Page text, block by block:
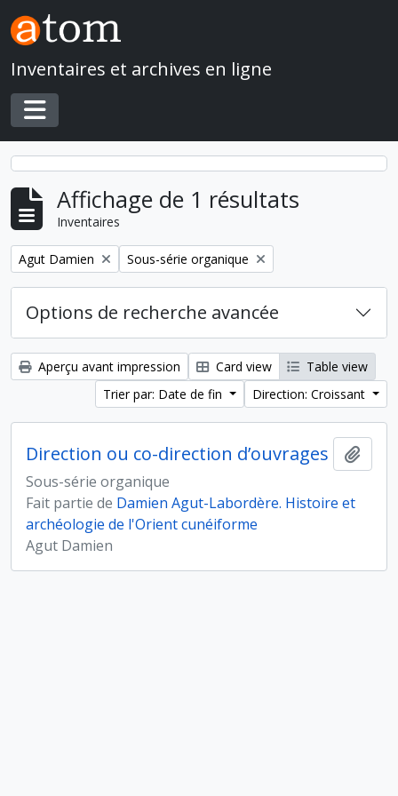
Skip to main content
Inventaires et archives en ligne
Toggle navigation
Affichage de 1 résultats
Inventaires
Remove filter:
Agut Damien Remove filter:
Sous-série organique
Options de recherche avancée
Aperçu avant impression Card view
Table view
Trier par: Date de fin
Direction: Croissant
Direction ou co-direction d’ouvrages
Sous-série organique
Fait partie de Damien Agut-Labordère. Histoire et
archéologie de l'Orient cunéiforme
Agut Damien